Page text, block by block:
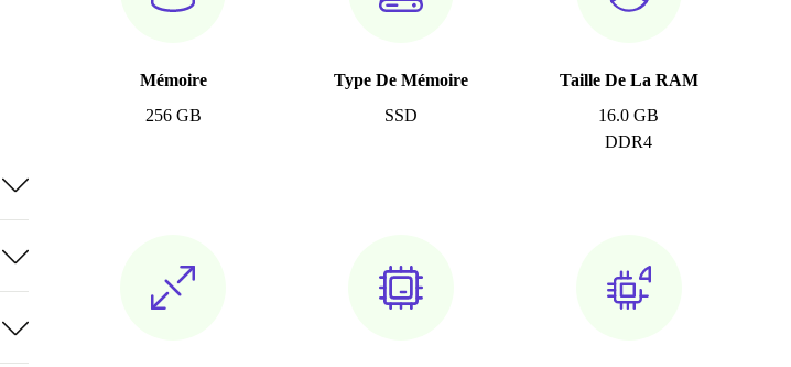
Mémoire
256 GB
Type De Mémoire
SSD
Taille De La RAM
16.0 GB
DDR4